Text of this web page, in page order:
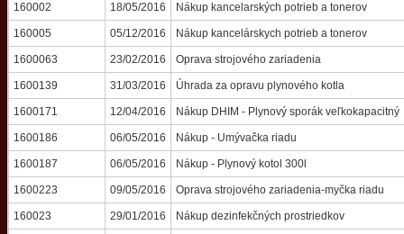
160002 18/05/2016 Nákup kancelarských potrieb a tonerov
160005 05/12/2016 Nákup kancelárskych potrieb a tonerov
1600063 23/02/2016 Oprava strojového zariadenia
1600139 31/03/2016 Úhrada za opravu plynového kotla
1600171 12/04/2016 Nákup DHIM - Plynový sporák veľkokapacitný
1600186 06/05/2016 Nákup - Umývačka riadu
1600187 06/05/2016 Nákup - Plynový kotol 300l
1600223 09/05/2016 Oprava strojového zariadenia-myčka riadu
160023 29/01/2016 Nákup dezinfekčných prostriedkov